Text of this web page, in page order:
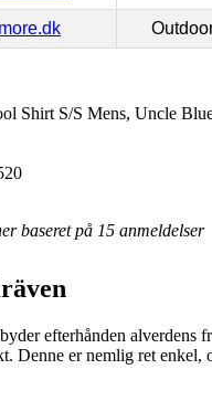
Shirt S/S Mens, Uncle
baseret på 15 anmeldelser
efterhånden alverdens
Denne er nemlig ret